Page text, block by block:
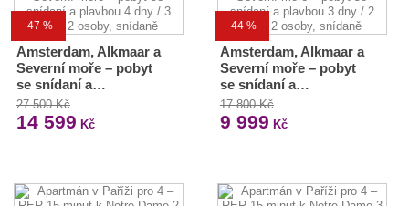
-47 %
Amsterdam, Alkmaar a
Severní moře – pobyt
se snídaní a…
27 500 Kč
14 599 Kč
-44 %
Amsterdam, Alkmaar a
Severní moře – pobyt
se snídaní a…
17 800 Kč
9 999 Kč